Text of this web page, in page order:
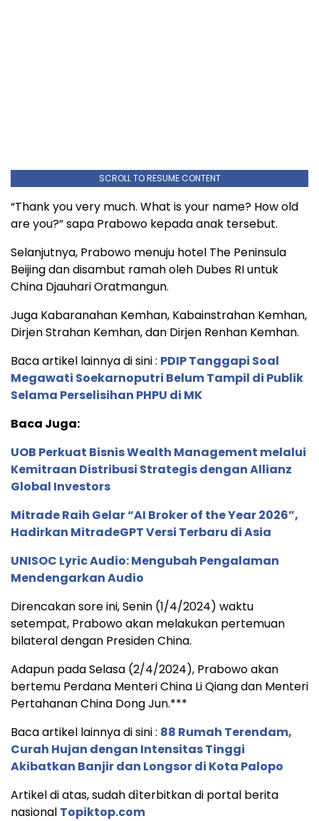
SCROLL TO RESUME CONTENT
“Thank you very much. What is your name? How old
are you?” sapa Prabowo kepada anak tersebut.
Selanjutnya, Prabowo menuju hotel The Peninsula
Beijing dan disambut ramah oleh Dubes RI untuk
China Djauhari Oratmangun.
Juga Kabaranahan Kemhan, Kabainstrahan Kemhan,
Dirjen Strahan Kemhan, dan Dirjen Renhan Kemhan.
Baca artikel lainnya di sini : PDIP Tanggapi Soal
Megawati Soekarnoputri Belum Tampil di Publik
Selama Perselisihan PHPU di MK
Baca Juga:
UOB Perkuat Bisnis Wealth Management melalui
Kemitraan Distribusi Strategis dengan Allianz
Global Investors
Mitrade Raih Gelar “AI Broker of the Year 2026”,
Hadirkan MitradeGPT Versi Terbaru di Asia
UNISOC Lyric Audio: Mengubah Pengalaman
Mendengarkan Audio
Direncakan sore ini, Senin (1/4/2024) waktu
setempat, Prabowo akan melakukan pertemuan
bilateral dengan Presiden China.
Adapun pada Selasa (2/4/2024), Prabowo akan
bertemu Perdana Menteri China Li Qiang dan Menteri
Pertahanan China Dong Jun.***
Baca artikel lainnya di sini : 88 Rumah Terendam,
Curah Hujan dengan Intensitas Tinggi
Akibatkan Banjir dan Longsor di Kota Palopo
Artikel di atas, sudah dìterbitkan di portal berita
nasional Topiktop.com